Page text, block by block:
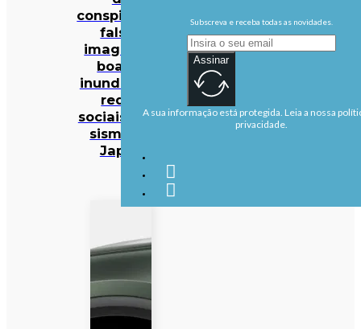
conspiração:
falsas
imagens e
boatos
inundam as
redes
sociais após
sismo no
Japão
Subscreva e receba todas as novidades.
Assinar
A sua informação está protegida. Leia a nossa
privacidade.